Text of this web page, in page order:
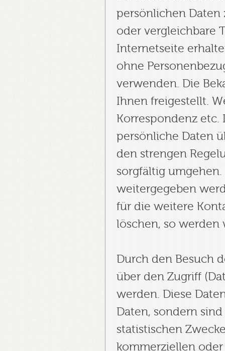
persönlichen Daten
oder vergleichbare
Internetseite
ohne
verwenden. Die
Ihnen freigestellt.
Korrespondenz
persönliche Daten
den strengen
sorgfältig
weitergegeben
für die weitere
löschen, so
Durch den Besuch
über den Zugriff
werden. Diese
Daten, sondern
statistischen
kommerziellen